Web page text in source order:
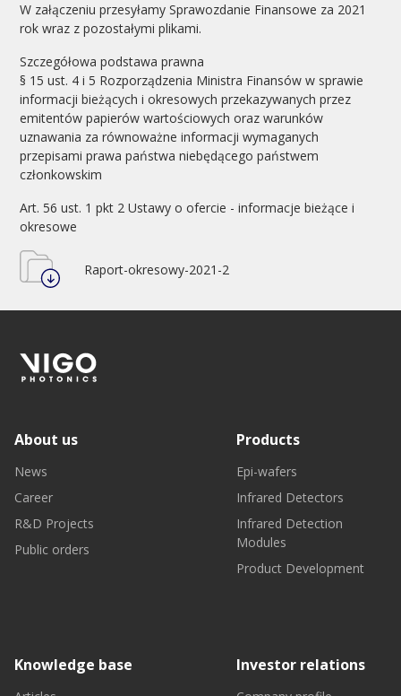
W załączeniu przesyłamy Sprawozdanie Finansowe za 2021
rok wraz z pozostałymi plikami.
Szczegółowa podstawa prawna
§ 15 ust. 4 i 5 Rozporządzenia Ministra Finansów w sprawie
informacji bieżących i okresowych przekazywanych przez
emitentów papierów wartościowych oraz warunków
uznawania za równoważne informacji wymaganych
przepisami prawa państwa niebędącego państwem
członkowskim
Art. 56 ust. 1 pkt 2 Ustawy o ofercie - informacje bieżące i
okresowe
Raport-okresowy-2021-2
About us
News
Career
R&D Projects
Public orders
Products
Epi-wafers
Infrared Detectors
Infrared Detection
Modules
Product Development
Knowledge base Investor relations